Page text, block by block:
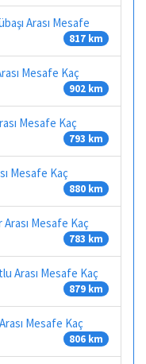
Arası Mesafe
817 km
Mesafe Kaç
902 km
Mesafe Kaç
793 km
Mesafe Kaç
880 km
Mesafe Kaç
783 km
Arası Mesafe Kaç
879 km
Mesafe Kaç
806 km